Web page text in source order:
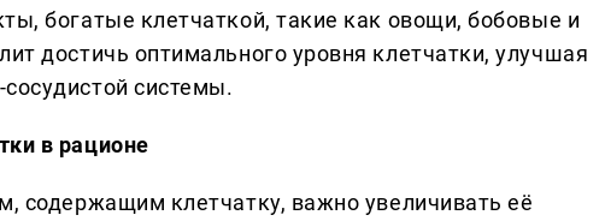
богатые клетчаткой, такие как овощи, бобовые и
достичь оптимального уровня клетчатки, улучшая
системы.
в рационе
содержащим клетчатку, важно увеличивать её